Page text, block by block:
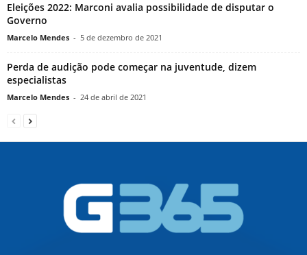
Eleições 2022: Marconi avalia possibilidade de disputar o
Governo
Marcelo Mendes - 5 de dezembro de 2021
Perda de audição pode começar na juventude, dizem
especialistas
Marcelo Mendes - 24 de abril de 2021